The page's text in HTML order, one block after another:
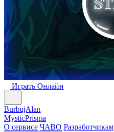
Играть Oнлайн
BurbujAlan
MysticPrisma
О сервисе ЧАВО Разработчикам